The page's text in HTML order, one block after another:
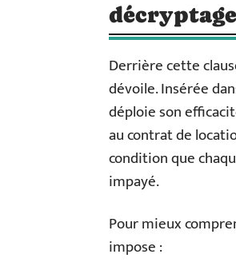
Derrière cette
dévoile. Insérée
déploie son
au contrat de
condition que
impayé.
Pour mieux
impose :